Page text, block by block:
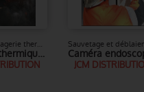
Caméra d'imagerie thermique - infra rouge
Caméras thermiques Série K de FLIR
JCM